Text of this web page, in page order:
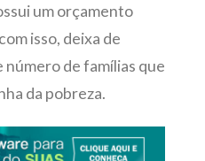
um orçamento
isso, deixa de
de famílias que
da pobreza.